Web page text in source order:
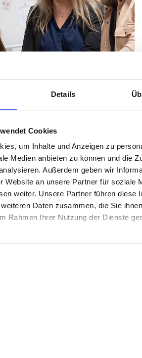
Details
Cookies
um Inhalte und Anzeigen zu
Medien anbieten zu können und die
Außerdem geben wir
Website an unsere Partner für soziale
weiter. Unsere Partner führen diese
Daten zusammen, die Sie
Rahmen Ihrer Nutzung der Dienste
WEITERLESEN